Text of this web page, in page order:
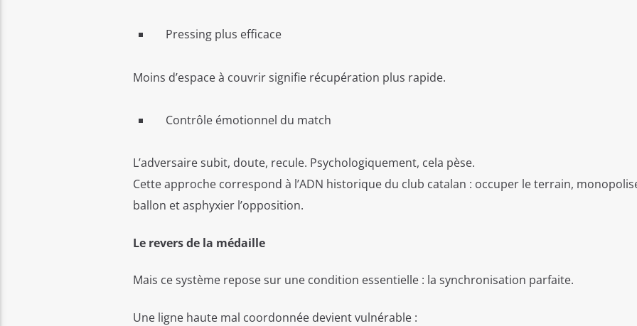
Pressing plus efficace
Moins d’espace à couvrir signifie récupération plus rapide.
Contrôle émotionnel du match
L’adversaire subit, doute, recule. Psychologiquement, cela pèse.
Cette approche correspond à l’ADN historique du club catalan : occuper le terrain,
ballon et asphyxier l’opposition.
Le revers de la médaille
Mais ce système repose sur une condition essentielle : la synchronisation parfaite.
Une ligne haute mal coordonnée devient vulnérable :